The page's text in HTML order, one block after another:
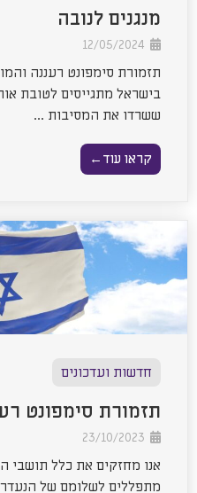
מנגנים לנובה
תזמורת סימפונט רעננה
בישראל מתגייסים לטובת
ששרדו את המסיבות ...
קראו עוד←
חדשות ועדכונים
תזמורת סימפונט
אנו מחזקים את כלל תושבי
מתפללים לשלומם של